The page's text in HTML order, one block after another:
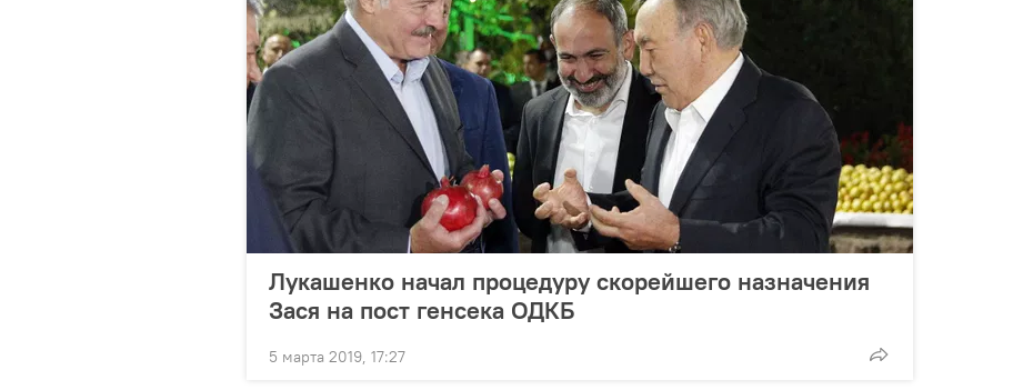
Лукашенко начал процедуру скорейшего назначения
Зася на пост генсека ОДКБ
5 марта 2019, 17:27